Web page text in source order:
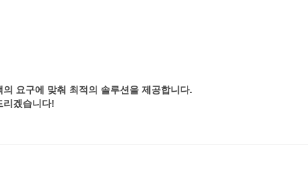
요구에 맞춰 최적의 솔루션을 제공합니다.
리겠습니다!